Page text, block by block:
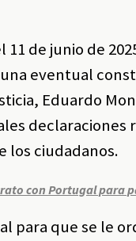
de junio de
eventual
Eduardo
declaraciones
los ciudadanos.
con Portugal para
para que se le